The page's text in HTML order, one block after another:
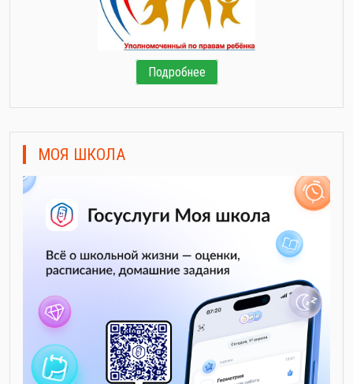
Подробнее
МОЯ ШКОЛА